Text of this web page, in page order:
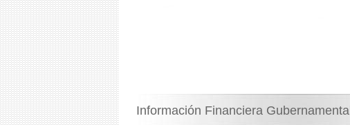
Información Financiera Gubernamental